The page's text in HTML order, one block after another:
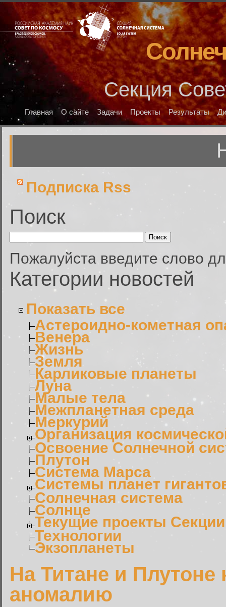
Секция
Главная О сайте Задачи Проекты Результаты
Подписка Rss
Поиск
Пожалуйста введите слово
Категории новостей
Показать все
Астероидно-кометная
Венера
Жизнь
Земля
Карликовые планеты
Луна
Малые тела
Межпланетная среда
Меркурий
Организация
Освоение Солнечной
Плутон
Система Марса
Системы планет
Солнечная система
Солнце
Текущие проекты Секции
Технологии
Экзопланеты
На Титане и
аномалию